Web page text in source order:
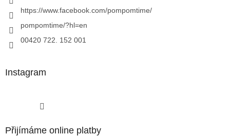
https://www.facebook.com/pompomtime/
pompomtime/?hl=en
00420 722. 152 001
Instagram
Přijímáme online platby